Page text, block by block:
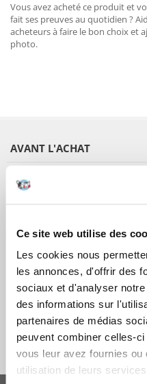
Ce site web utilise des
Les cookies nous
les annonces, d'offrir des
sociaux et d'analyser
des informations sur
partenaires de médias
peuvent combiner celles-
vous leur avez fournies
utilisation de leurs
Vous avez acheté ce produit et
fait ses preuves au quotidien ?
acheteurs à faire le bon choix et
photo.
AVANT L'ACHAT
COMMANDES
APPRENEZ À NOUS